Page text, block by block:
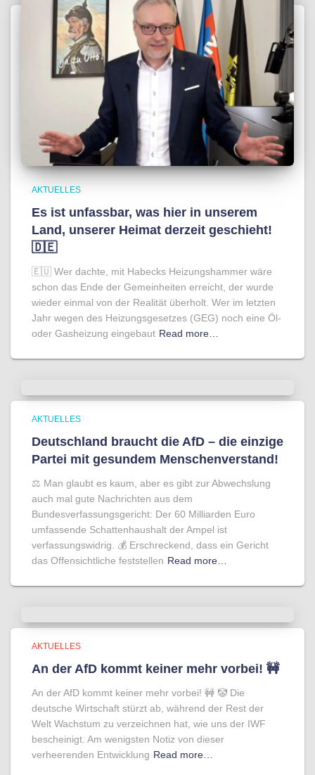
AKTUELLES
Es ist unfassbar, was hier in unserem
Land, unserer Heimat derzeit geschieht!
🇩🇪
🇪🇺 Wer dachte, mit Habecks Heizungshammer wäre
schon das Ende der Gemeinheiten erreicht, der wurde
wieder einmal von der Realität überholt. Wer im letzten
Jahr wegen des Heizungsgesetzes (GEG) noch eine Öl-
oder Gasheizung eingebaut Read more…
AKTUELLES
Deutschland braucht die AfD – die einzige
Partei mit gesundem Menschenverstand!
⚖️ Man glaubt es kaum, aber es gibt zur Abwechslung
auch mal gute Nachrichten aus dem
Bundesverfassungsgericht: Der 60 Milliarden Euro
umfassende Schattenhaushalt der Ampel ist
verfassungswidrig. 💰 Erschreckend, dass ein Gericht
das Offensichtliche feststellen Read more…
AKTUELLES
An der AfD kommt keiner mehr vorbei! 🚧
An der AfD kommt keiner mehr vorbei! 🚧 🤡 Die
deutsche Wirtschaft stürzt ab, während der Rest der
Welt Wachstum zu verzeichnen hat, wie uns der IWF
bescheinigt. Am wenigsten Notiz von dieser
verheerenden Entwicklung Read more…